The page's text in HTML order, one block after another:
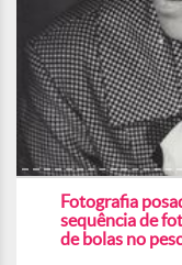
Fotografia
sequência de
de bolas no